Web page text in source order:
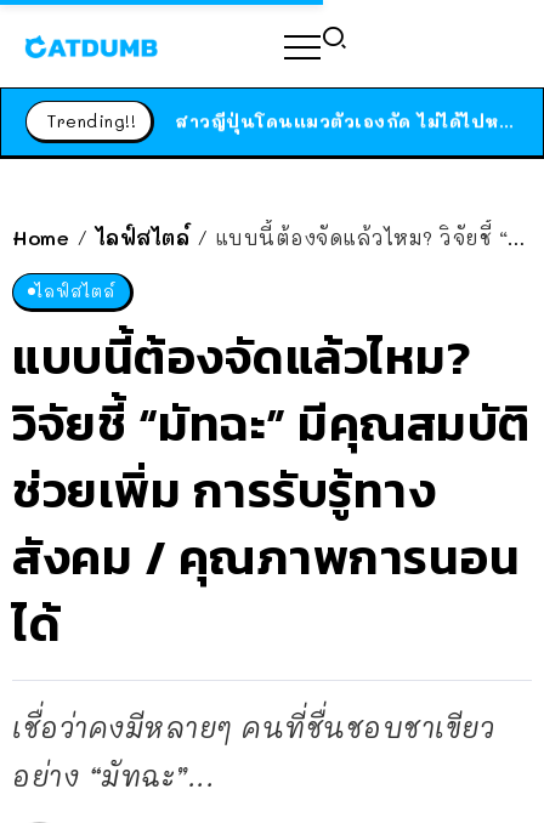
Trending!! ได้เวลาเด็กหนวดรวมตัว RF Online Next เปิดให้เล่นแล้ว เกม Sci-Fi MMORPG ระดับตำนาน เล่นได้ทั้งมือถือและ PC
Home / ไลฟ์สไตล์ / แบบนี้ต้องจัดแล้วไหม? วิจัยชี้ “มัทฉะ” มีคุณสมบัติ ช่วยเพิ่ม การรับรู้ทางสังคม / คุณภาพการนอน ได้
ไลฟ์สไตล์
แบบนี้ต้องจัดแล้วไหม?
วิจัยชี้ “มัทฉะ” มีคุณสมบัติ
ช่วยเพิ่ม การรับรู้ทาง
สังคม / คุณภาพการนอน
ได้
เชื่อว่าคงมีหลายๆ คนที่ชื่นชอบชาเขียว
อย่าง “มัทฉะ”...